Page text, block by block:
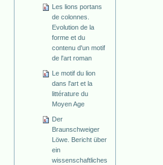
Les lions portans
de colonnes.
Evolution de la
forme et du
contenu d'un motif
de l'art roman
Le motif du lion
dans l'art et la
littérature du
Moyen Age
Der
Braunschweiger
Löwe. Bericht über
ein
wissenschaftliches